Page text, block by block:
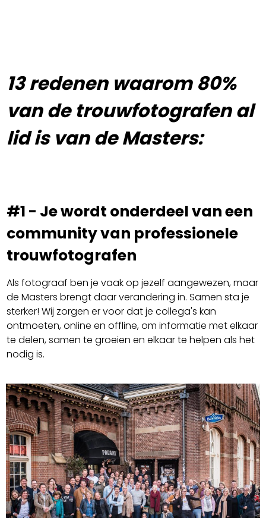
13 redenen waarom 80%
van de trouwfotografen al
lid is van de Masters:
#1 - Je wordt onderdeel van een
community van professionele
trouwfotografen
Als fotograaf ben je vaak op jezelf aangewezen, maar
de Masters brengt daar verandering in. Samen sta je
sterker! Wij zorgen er voor dat je collega's kan
ontmoeten, online en offline, om informatie met elkaar
te delen, samen te groeien en elkaar te helpen als het
nodig is.